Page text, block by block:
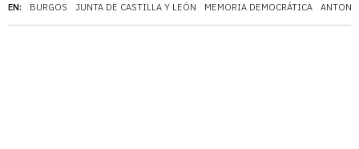
EN: BURGOS JUNTA DE CASTILLA Y LEÓN MEMORIA DEMOCRÁTICA